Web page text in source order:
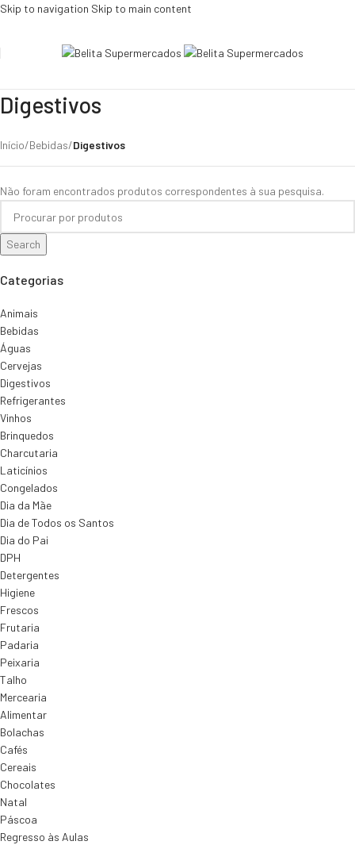
Skip to navigation Skip to main content
Digestivos
Categorias
Animais
Bebidas
Águas
Cervejas
Digestivos
Refrigerantes
Vinhos
Brinquedos
Charcutaria
Laticínios
Congelados
Dia da Mãe
Dia de Todos os Santos
Dia do Pai
DPH
Detergentes
Higiene
Frescos
Frutaria
Padaria
Peixaria
Talho
Mercearia
Alimentar
Bolachas
Cafés
Cereais
Chocolates
Natal
Páscoa
Regresso às Aulas
Início/Bebidas/Digestivos
Não foram encontrados produtos correspondentes à sua pesquisa.
Search